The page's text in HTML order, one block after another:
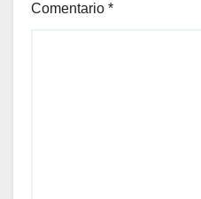
Comentario *